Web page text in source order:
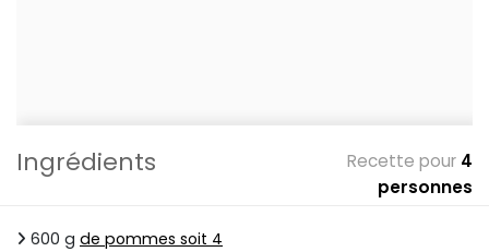
Ingrédients Recette pour 4
personnes
600 g de pommes soit 4